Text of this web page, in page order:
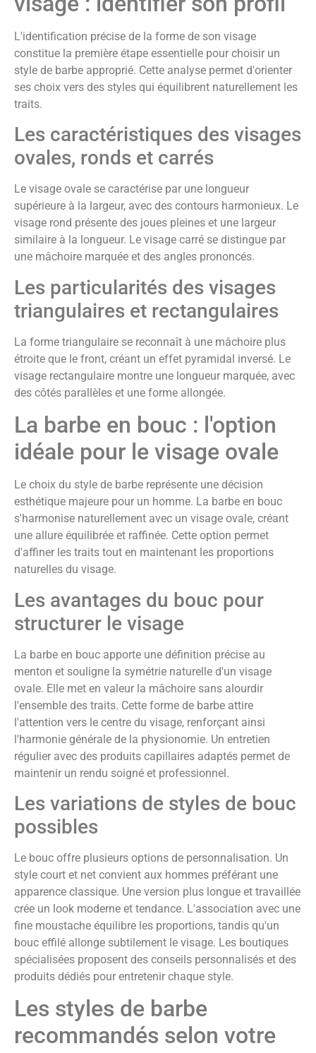
L'identification précise de la forme de son visage
constitue la première étape essentielle pour choisir un
style de barbe approprié. Cette analyse permet d'orienter
ses choix vers des styles qui équilibrent naturellement les
traits.
Les caractéristiques des visages
ovales, ronds et carrés
Le visage ovale se caractérise par une longueur
supérieure à la largeur, avec des contours harmonieux. Le
visage rond présente des joues pleines et une largeur
similaire à la longueur. Le visage carré se distingue par
une mâchoire marquée et des angles prononcés.
Les particularités des visages
triangulaires et rectangulaires
La forme triangulaire se reconnaît à une mâchoire plus
étroite que le front, créant un effet pyramidal inversé. Le
visage rectangulaire montre une longueur marquée, avec
des côtés parallèles et une forme allongée.
La barbe en bouc : l'option
idéale pour le visage ovale
Le choix du style de barbe représente une décision
esthétique majeure pour un homme. La barbe en bouc
s'harmonise naturellement avec un visage ovale, créant
une allure équilibrée et raffinée. Cette option permet
d'affiner les traits tout en maintenant les proportions
naturelles du visage.
Les avantages du bouc pour
structurer le visage
La barbe en bouc apporte une définition précise au
menton et souligne la symétrie naturelle d'un visage
ovale. Elle met en valeur la mâchoire sans alourdir
l'ensemble des traits. Cette forme de barbe attire
l'attention vers le centre du visage, renforçant ainsi
l'harmonie générale de la physionomie. Un entretien
régulier avec des produits capillaires adaptés permet de
maintenir un rendu soigné et professionnel.
Les variations de styles de bouc
possibles
Le bouc offre plusieurs options de personnalisation. Un
style court et net convient aux hommes préférant une
apparence classique. Une version plus longue et travaillée
crée un look moderne et tendance. L'association avec une
fine moustache équilibre les proportions, tandis qu'un
bouc effilé allonge subtilement le visage. Les boutiques
spécialisées proposent des conseils personnalisés et des
produits dédiés pour entretenir chaque style.
Les styles de barbe
recommandés selon votre